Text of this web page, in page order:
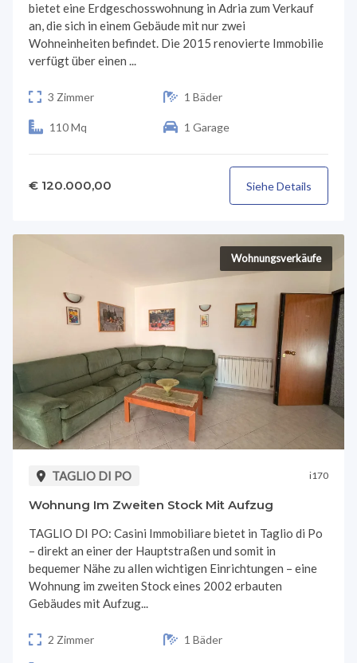
bietet eine Erdgeschosswohnung in Adria zum Verkauf
an, die sich in einem Gebäude mit nur zwei
Wohneinheiten befindet. Die 2015 renovierte Immobilie
verfügt über einen ...
3 Zimmer 1 Bäder
110 Mq 1 Garage
€ 120.000,00 Siehe Details
Wohnungsverkäufe
TAGLIO DI PO i170
Wohnung Im Zweiten Stock Mit Aufzug
TAGLIO DI PO: Casini Immobiliare bietet in Taglio di Po
– direkt an einer der Hauptstraßen und somit in
bequemer Nähe zu allen wichtigen Einrichtungen – eine
Wohnung im zweiten Stock eines 2002 erbauten
Gebäudes mit Aufzug...
2 Zimmer 1 Bäder